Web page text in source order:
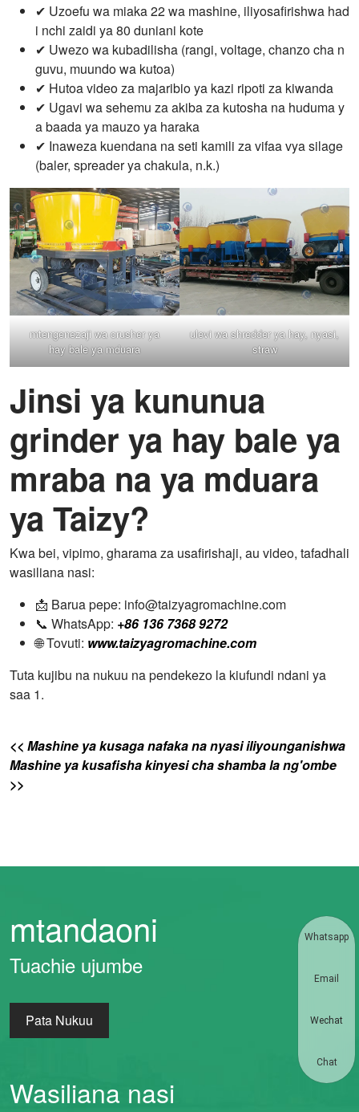
✔ Uzoefu wa miaka 22 wa mashine, iliyosafirishwa had
i nchi zaidi ya 80 duniani kote
✔ Uwezo wa kubadilisha (rangi, voltage, chanzo cha n
guvu, muundo wa kutoa)
✔ Hutoa video za majaribio ya kazi ripoti za kiwanda
✔ Ugavi wa sehemu za akiba za kutosha na huduma y
a baada ya mauzo ya haraka
✔ Inaweza kuendana na seti kamili za vifaa vya silage
(baler, spreader ya chakula, n.k.)
mtengenezaji wa crusher ya
hay bale ya mduara
ulevi wa shredder ya hay, nyasi,
straw
Jinsi ya kununua
grinder ya hay bale ya
mraba na ya mduara
ya Taizy?
Kwa bei, vipimo, gharama za usafirishaji, au video, tafadhali
wasiliana nasi:
📩 Barua pepe: info@taizyagromachine.com
📞 WhatsApp: +86 136 7368 9272
🌐 Tovuti: www.taizyagromachine.com
Tuta kujibu na nukuu na pendekezo la kiufundi ndani ya
saa 1.
<< Mashine ya kusaga nafaka na nyasi iliyounganishwa
Mashine ya kusafisha kinyesi cha shamba la ng'ombe
>>
mtandaoni
Tuachie ujumbe
Pata Nukuu
Wasiliana nasi
Whatsapp
Email
Wechat
Chat